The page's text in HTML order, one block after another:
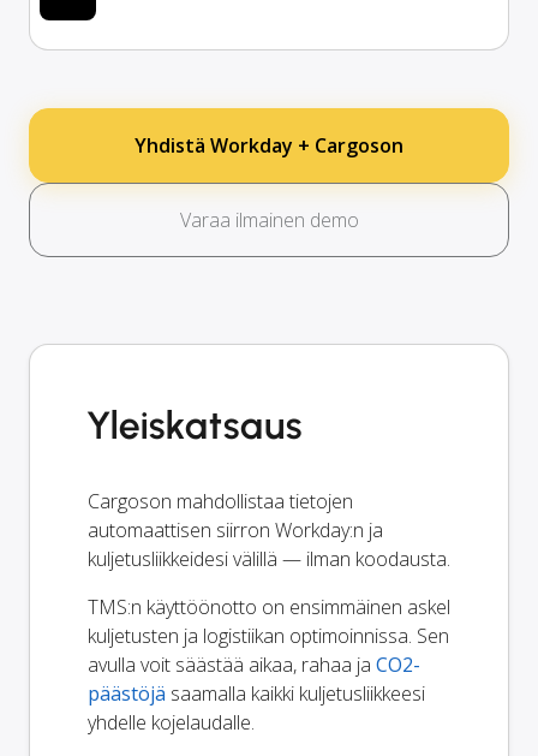
Yhdistä Workday + Cargoson
Varaa ilmainen demo
Yleiskatsaus
Cargoson mahdollistaa tietojen
automaattisen siirron Workday:n ja
kuljetusliikkeidesi välillä — ilman koodausta.
TMS:n käyttöönotto on ensimmäinen askel
kuljetusten ja logistiikan optimoinnissa. Sen
avulla voit säästää aikaa, rahaa ja CO2-
päästöjä saamalla kaikki kuljetusliikkeesi
yhdelle kojelaudalle.